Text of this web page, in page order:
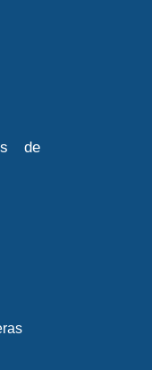
servía
abierto a
que
por
la Corte.
de los
de